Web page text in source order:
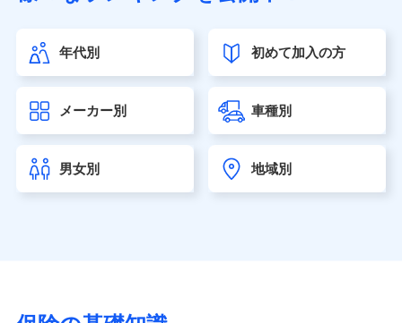
第一ネオ生命保険株式会社（https://neofirst.co.jp/）
大樹生命保険株式会社（https://www.taiju-life.co.jp）
seimei.co.jp）
チューリッヒ生命保険株式会社
東京海上日動あんしん生命保険株式会社
（https://www.tmn-anshin.co.jp/）
マニュライフ生命保険株式会社
年代別 初めて加入の方
メーカー別 車種別
男女別 地域別